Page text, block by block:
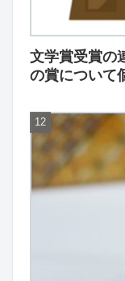
文学賞受賞の
の賞について